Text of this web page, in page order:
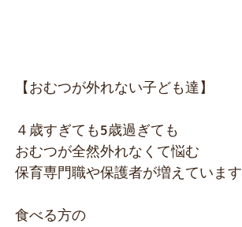
【おむつが外れない子ども達】
４歳すぎても5歳過ぎても
おむつが全然外れなくて悩む
保育専門職や保護者が増えています
食べる方の